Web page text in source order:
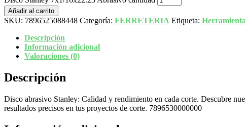
Añadir al carrito
SKU: 7896525088448 Categoría: FERRETERIA Etiqueta:
Descripción
Información adicional
Valoraciones (0)
Descripción
Disco abrasivo Stanley: Calidad y rendimiento en cada corte. Descubre
resultados precisos en tus proyectos de corte. 7896530000000